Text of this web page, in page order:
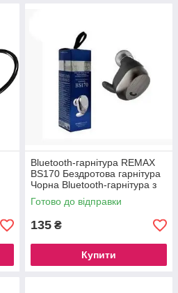
Bluetooth-гарнітура REMAX
BS170 Бездротова гарнітура
Чорна Bluetooth-гарнітура з
мікрофоном
Готово до відправки
135 ₴
Купити